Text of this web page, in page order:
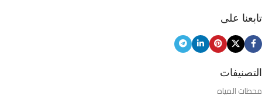
تابعنا على
التصنيفات
محطات المياه